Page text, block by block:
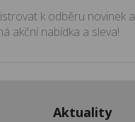
k odběru novinek a
akční nabídka a sleva!
Aktuality